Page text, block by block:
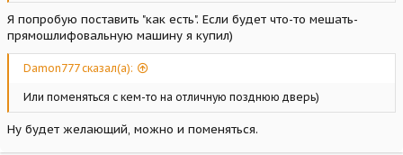
Я попробую поставить "как есть". Если будет что-то мешать-
прямошлифовальную машину я купил)
Damon777 сказал(а):
Или поменяться с кем-то на отличную позднюю дверь)
Ну будет желающий, можно и поменяться.